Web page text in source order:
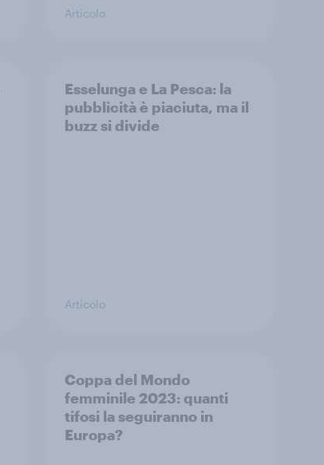
Articolo
Esselunga e La Pesca: la
pubblicità è piaciuta, ma il
buzz si divide
Articolo
Coppa del Mondo
femminile 2023: quanti
tifosi la seguiranno in
Europa?